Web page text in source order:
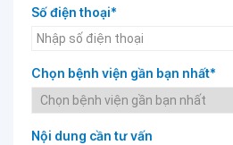
Số điện thoại*
Chọn bệnh viện gần bạn nhất*
Nội dung cần tư vấn